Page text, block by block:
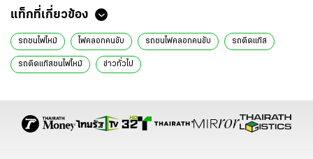
แท็กที่เกี่ยวข้อง
รถชนไฟไหม้ ไฟคลอกคนขับ รถชนไฟคลอกคนขับ รถติดแก๊ส
รถติดแก๊สชนไฟไหม้ ข่าวทั่วไป